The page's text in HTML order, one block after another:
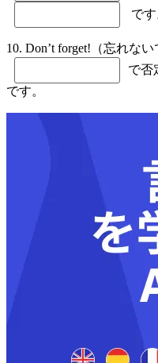
です
10. Don’t forget!（忘れな
で否
です。